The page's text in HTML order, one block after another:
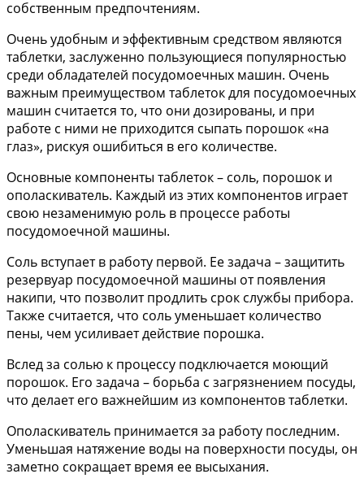
собственным предпочтениям.
Очень удобным и эффективным средством являются
таблетки, заслуженно пользующиеся популярностью
среди обладателей посудомоечных машин. Очень
важным преимуществом таблеток для посудомоечных
машин считается то, что они дозированы, и при
работе с ними не приходится сыпать порошок «на
глаз», рискуя ошибиться в его количестве.
Основные компоненты таблеток – соль, порошок и
ополаскиватель. Каждый из этих компонентов играет
свою незаменимую роль в процессе работы
посудомоечной машины.
Соль вступает в работу первой. Ее задача – защитить
резервуар посудомоечной машины от появления
накипи, что позволит продлить срок службы прибора.
Также считается, что соль уменьшает количество
пены, чем усиливает действие порошка.
Вслед за солью к процессу подключается моющий
порошок. Его задача – борьба с загрязнением посуды,
что делает его важнейшим из компонентов таблетки.
Ополаскиватель принимается за работу последним.
Уменьшая натяжение воды на поверхности посуды, он
заметно сокращает время ее высыхания.